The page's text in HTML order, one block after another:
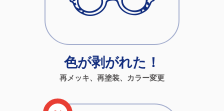
色が剥がれた！
再メッキ、再塗装、カラー変更